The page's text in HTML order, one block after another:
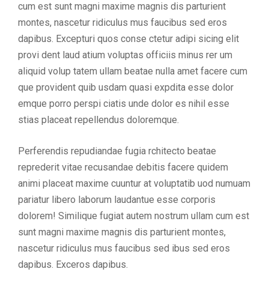
cum est sunt magni maxime magnis dis parturient
montes, nascetur ridiculus mus faucibus sed eros
dapibus. Excepturi quos conse ctetur adipi sicing elit
provi dent laud atium voluptas officiis minus rer um
aliquid volup tatem ullam beatae nulla amet facere cum
que provident quib usdam quasi expdita esse dolor
emque porro perspi ciatis unde dolor es nihil esse
stias placeat repellendus doloremque.
Perferendis repudiandae fugia rchitecto beatae
reprederit vitae recusandae debitis facere quidem
animi placeat maxime cuuntur at voluptatib uod numuam
pariatur libero laborum laudantue esse corporis
dolorem! Similique fugiat autem nostrum ullam cum est
sunt magni maxime magnis dis parturient montes,
nascetur ridiculus mus faucibus sed ibus sed eros
dapibus. Exceros dapibus.